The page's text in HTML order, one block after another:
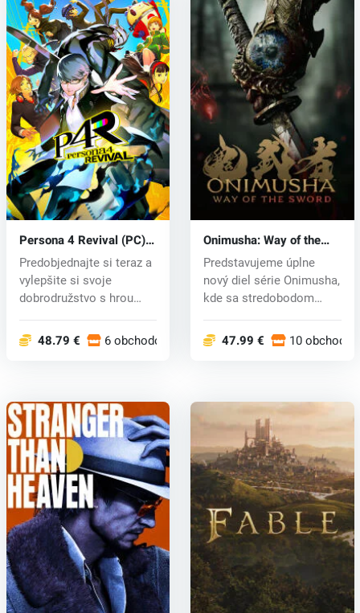
Persona 4 Revival (PC)
key
Predobjednajte si teraz a
vylepšite si svoje
dobrodružstvo s hrou
48.79 € 6 obchodoch
Onimusha: Way of the
Sword (PC) key
Predstavujeme úplne
nový diel série Onimusha,
kde sa stredobodom
47.99 € 10